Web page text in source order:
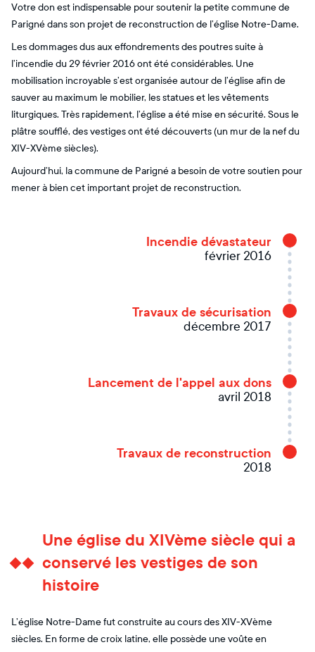
Votre don est indispensable pour soutenir la petite commune de
Parigné dans son projet de reconstruction de l’église Notre-Dame.
Les dommages dus aux effondrements des poutres suite à
l’incendie du 29 février 2016 ont été considérables. Une
mobilisation incroyable s’est organisée autour de l’église afin de
sauver au maximum le mobilier, les statues et les vêtements
liturgiques. Très rapidement, l’église a été mise en sécurité. Sous le
plâtre soufflé, des vestiges ont été découverts (un mur de la nef du
XIV-XVème siècles).
Aujourd’hui, la commune de Parigné a besoin de votre soutien pour
mener à bien cet important projet de reconstruction.
Incendie dévastateur
février 2016
Travaux de sécurisation
décembre 2017
Lancement de l'appel aux dons
avril 2018
Travaux de reconstruction
2018
Une église du XIVème siècle qui a
conservé les vestiges de son
histoire
L’église Notre-Dame fut construite au cours des XIV-XVème
siècles. En forme de croix latine, elle possède une voûte en